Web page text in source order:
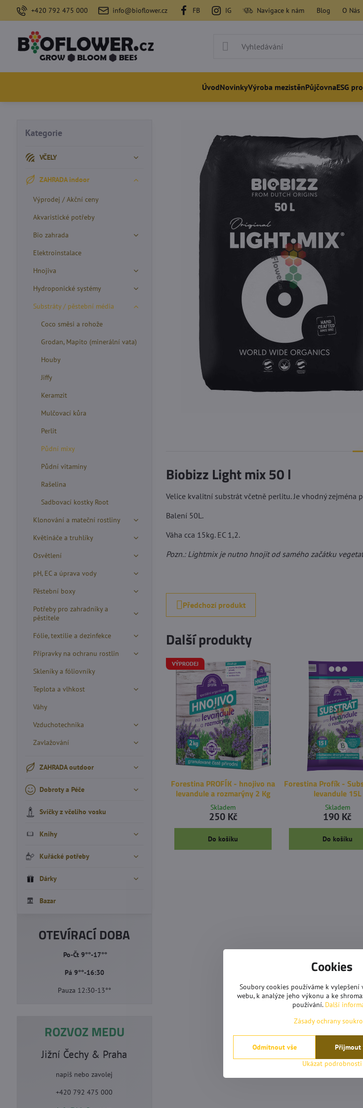
+420 792 475 000 info@bioflower.cz FB IG Navigace k nám Blog O Nás
ÚvodNovinkyVýroba mezistěnPůjčovnaESG
Biobizz Light mix 50 l
Velice kvalitní substrát včetně perlitu. Je vhodný
Balení 50L.
Váha cca 15kg. EC 1,2.
Pozn.: Lightmix je nutno hnojit od samého začátku
Předchozí produkt
Další produkty
VÝPRODEJ
Forestina PROFÍK - hnojivo na
levandule a rozmarýny 2 Kg
Skladem
250 Kč
Do košíku
Forestina Profík -
levandule 15L
Skladem
190 Kč
Do košíku
Kategorie
VČELY
ZAHRADA indoor
Výprodej / Akční ceny
Akvaristické potřeby
Bio zahrada
Elektroinstalace
Hnojiva
Hydroponické systémy
Substráty / pěstební média
Coco směsi a rohože
Grodan, Mapito (minerální vata)
Houby
Jiffy
Keramzit
Mulčovací kůra
Perlit
Půdní mixy
Půdní vitamíny
Rašelina
Sadbovací kostky Root
Klonování a mateční rostliny
Květináče a truhlíky
Osvětlení
pH, EC a úprava vody
Pěstební boxy
Potřeby pro zahradníky a
pěstitele
Fólie, textilie a dezinfekce
Přípravky na ochranu rostlin
Skleníky a fóliovníky
Teplota a vlhkost
Váhy
Vzduchotechnika
Zavlažování
ZAHRADA outdoor
Dobroty a Péče
Svíčky z včelího vosku
Knihy
Kuřácké potřeby
Dárky
Bazar
OTEVÍRACÍ DOBA
Po-Čt 9°°-17°°
Pá 9°°-16:30
Pauza 12:30-13°°
ROZVOZ MEDU
Jižní Čechy & Praha
napiš nebo zavolej
+420 792 475 000
Cookies
Soubory cookies používáme k
webu, k analýze jeho výkonu a ke
používání. Další
Zásady ochrany
Ukázat podrobnosti
Přijmout
Odmítnout vše